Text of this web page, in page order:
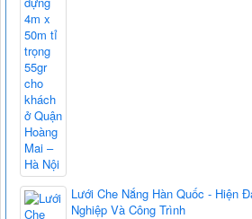
Lưới Che Nắng Hàn Quốc - Hiện
Nghiệp Và Công Trình